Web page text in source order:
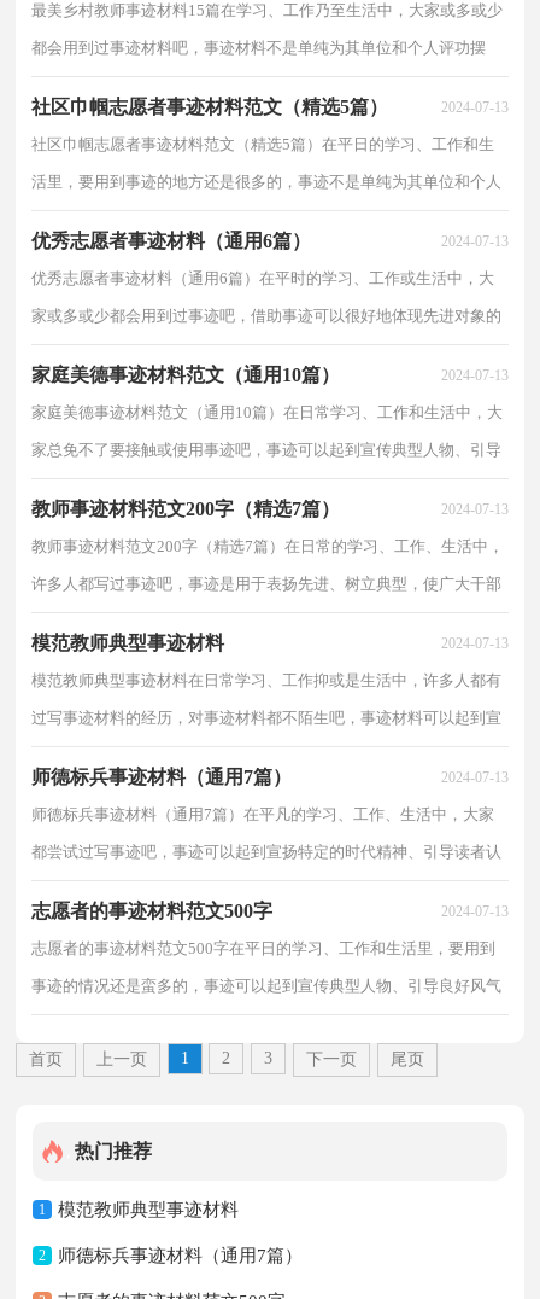
最美乡村教师事迹材料15篇在学习、工作乃至生活中，大家或多或少
都会用到过事迹材料吧，事迹材料不是单纯为其单位和个人评功摆
社区巾帼志愿者事迹材料范文（精选5篇） 2024-07-13
社区巾帼志愿者事迹材料范文（精选5篇）在平日的学习、工作和生
活里，要用到事迹的地方还是很多的，事迹不是单纯为其单位和个人
优秀志愿者事迹材料（通用6篇） 2024-07-13
优秀志愿者事迹材料（通用6篇）在平时的学习、工作或生活中，大
家或多或少都会用到过事迹吧，借助事迹可以很好地体现先进对象的
家庭美德事迹材料范文（通用10篇） 2024-07-13
家庭美德事迹材料范文（通用10篇）在日常学习、工作和生活中，大
家总免不了要接触或使用事迹吧，事迹可以起到宣传典型人物、引导
教师事迹材料范文200字（精选7篇） 2024-07-13
教师事迹材料范文200字（精选7篇）在日常的学习、工作、生活中，
许多人都写过事迹吧，事迹是用于表扬先进、树立典型，使广大干部
模范教师典型事迹材料 2024-07-13
模范教师典型事迹材料在日常学习、工作抑或是生活中，许多人都有
过写事迹材料的经历，对事迹材料都不陌生吧，事迹材料可以起到宣
师德标兵事迹材料（通用7篇） 2024-07-13
师德标兵事迹材料（通用7篇）在平凡的学习、工作、生活中，大家
都尝试过写事迹吧，事迹可以起到宣扬特定的时代精神、引导读者认
志愿者的事迹材料范文500字 2024-07-13
志愿者的事迹材料范文500字在平日的学习、工作和生活里，要用到
事迹的情况还是蛮多的，事迹可以起到宣传典型人物、引导良好风气
首页
上一页 1 2 3 下一页 尾页
热门推荐
1 模范教师典型事迹材料
2 师德标兵事迹材料（通用7篇）